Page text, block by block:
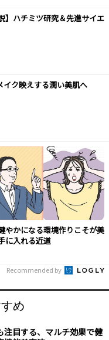
】ハチミツ研究＆先進サイエ
イク映えする潤い美肌へ
やかになる環境作りこそが美
に入れる近道
Recommended by
め
注目する、マルチ効果で健